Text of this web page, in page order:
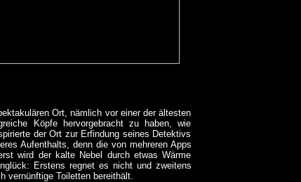
Ort, nämlich vor einer der ältesten
Köpfe hervorgebracht zu haben, wie
der Ort zur Erfindung seines Detektivs
Aufenthalts, denn die von mehreren Apps
wird der kalte Nebel durch etwas Wärme
Erstens regnet es nicht und zweitens
vernünftige Toiletten bereithält.